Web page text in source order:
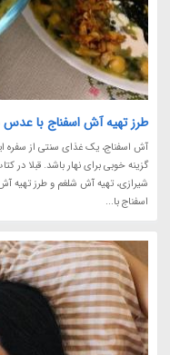
طرز تهیه آش اسفناج با
آش اسفناج، یک غذای سنتی از سفره
گزینه خوبی برای نهار باشد. قبلا در
شیرازی، تهیه آش شلغم و طرز تهیه
اسفناج با...